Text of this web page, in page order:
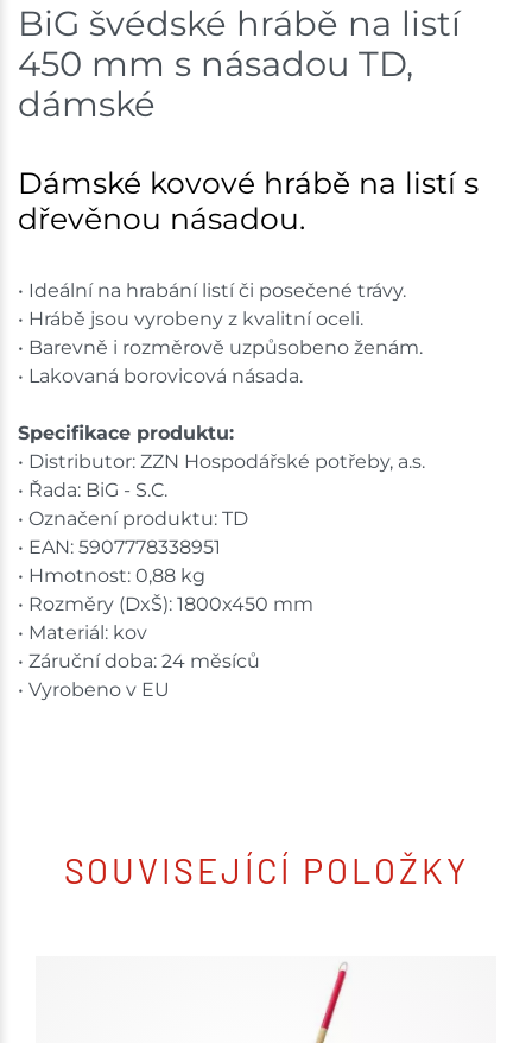
Skladem na prodejně - doručení do 7 dnů
Mohelnice
Nové Město
Skladem na prodejně - doručení do 7 dnů
3 ks
Velká Bíteš
Skladem na prodejně - doručení do 7 dnů
shopu.
BiG švédské hrábě na listí
450 mm s násadou TD,
dámské
Dámské kovové hrábě na listí s
dřevěnou násadou.
• Ideální na hrabání listí či posečené trávy.
• Hrábě jsou vyrobeny z kvalitní oceli.
• Barevně i rozměrově uzpůsobeno ženám.
• Lakovaná borovicová násada.
Specifikace produktu:
• Distributor: ZZN Hospodářské potřeby, a.s.
• Řada: BiG - S.C.
• Označení produktu: TD
• EAN: 5907778338951
• Hmotnost: 0,88 kg
• Rozměry (DxŠ): 1800x450 mm
• Materiál: kov
• Záruční doba: 24 měsíců
• Vyrobeno v EU
SOUVISEJÍCÍ POLOŽKY